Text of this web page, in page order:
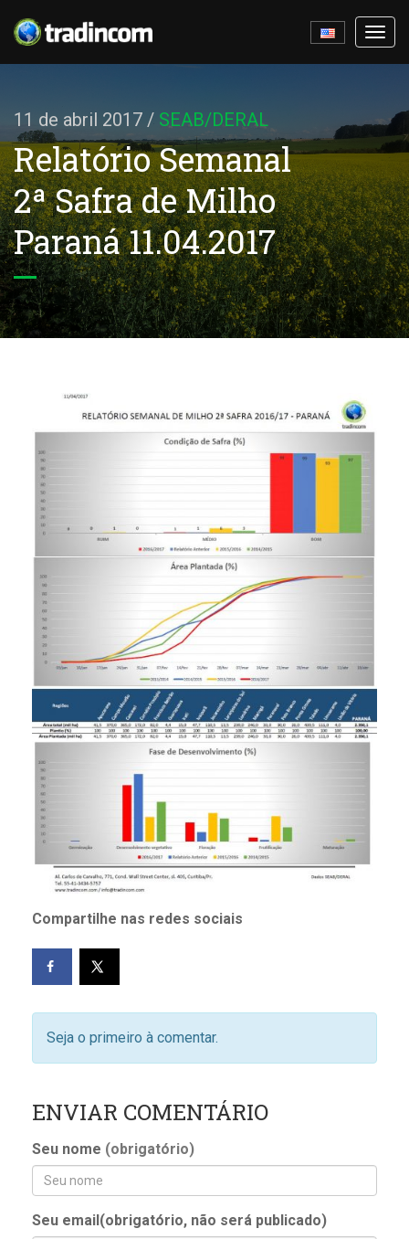
11 de abril 2017 / SEAB/DERAL
Relatório Semanal
2ª Safra de Milho
Paraná 11.04.2017
Compartilhe nas redes sociais
Seja o primeiro à comentar.
ENVIAR COMENTÁRIO
Seu nome (obrigatório)
Seu email(obrigatório, não será publicado)